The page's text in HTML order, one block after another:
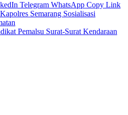
Telegram WhatsApp Copy Link
Semarang Sosialisasi
Pemalsu Surat-Surat Kendaraan